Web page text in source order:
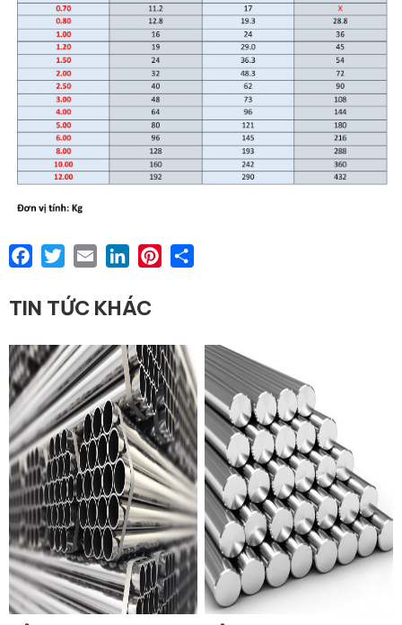
FacebookTwitterEmail LinkedInPinterest
TIN TỨC KHÁC